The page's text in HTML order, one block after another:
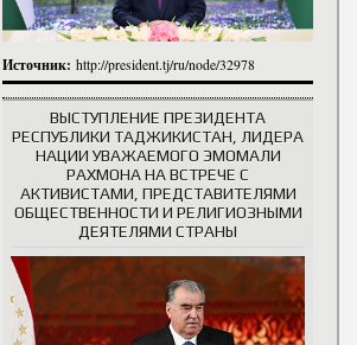
Источник: http://president.tj/ru/node/32978
ВЫСТУПЛЕНИЕ ПРЕЗИДЕНТА
РЕСПУБЛИКИ ТАДЖИКИСТАН, ЛИДЕРА
НАЦИИ УВАЖАЕМОГО ЭМОМАЛИ
РАХМОНА НА ВСТРЕЧЕ С
АКТИВИСТАМИ, ПРЕДСТАВИТЕЛЯМИ
ОБЩЕСТВЕННОСТИ И РЕЛИГИОЗНЫМИ
ДЕЯТЕЛЯМИ СТРАНЫ